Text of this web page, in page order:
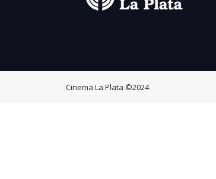
Cinema La Plata ©2024